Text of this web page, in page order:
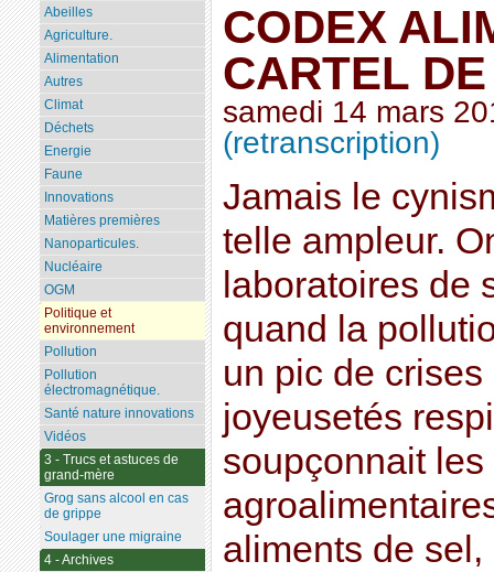
CODEX
CARTEL
samedi 14 mars
(retranscription)
Jamais le
telle ampleur.
laboratoires de
quand la
un pic de crises
joyeusetés
soupçonnait
aliments de
Abeilles
Agriculture.
Alimentation
Autres
Climat
Déchets
Energie
Faune
Innovations
Matières premières
Nanoparticules.
Nucléaire
OGM
Politique et
environnement
Pollution
Pollution
électromagnétique.
Santé nature innovations
Vidéos
3 - Trucs et astuces de
grand-mère
Grog sans alcool en cas
de grippe
Soulager une migraine
4 - Archives